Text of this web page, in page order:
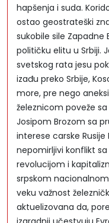
hapšenja i suda.
ostao geostrateški
sukobile sile Zapadne
političku elitu u Srbiji.
svetskog rata jesu
izađu preko Srbije,
more, pre nego
železnicom poveže
Josipom Brozom sa
interese carske
nepomirljivi konflikt
revolucijom i
srpskom nacionalnom
veku važnost
aktuelizovana da,